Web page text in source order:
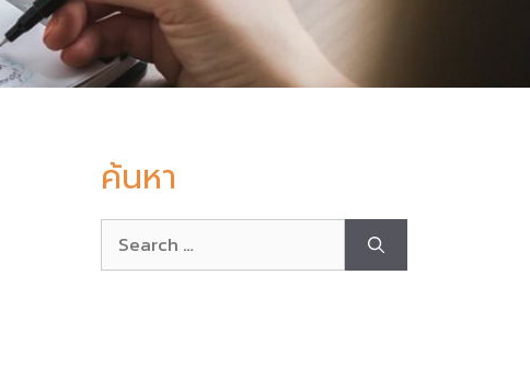
ค้นหา